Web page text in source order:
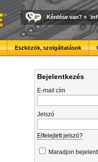
Kérdése van? »
Eszközök, szolgáltatások
Bejelentkezés
E-mail cím
Jelszó
Elfelejtett jelszó?
Maradjon